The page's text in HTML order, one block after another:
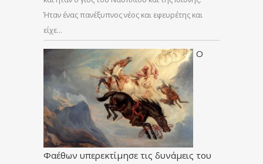
Ήταν ένας πανέξυπνος νέος και εφευρέτης και
είχε…
Ο
Φαέθων υπερεκτίμησε τις δυνάμεις του